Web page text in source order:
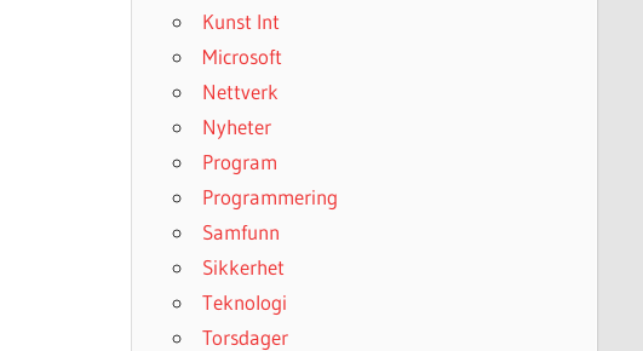
Kunst Int
Microsoft
Nettverk
Nyheter
Program
Programmering
Samfunn
Sikkerhet
Teknologi
Torsdager